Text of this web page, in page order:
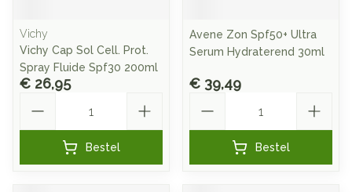
Vichy
Vichy Cap Sol Cell. Prot.
Spray Fluide Spf30 200ml
€ 26,95
Bestel
Avene Zon Spf50+ Ultra
Serum Hydraterend 30ml
€ 39,49
Bestel